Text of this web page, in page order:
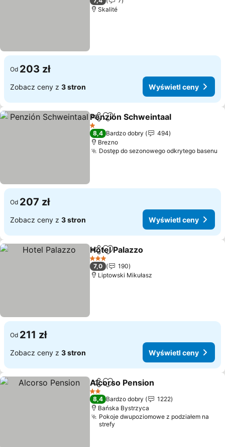
Skalité
Od 203 zł
Zobacz ceny z 3 stron Wyświetl ceny
Udostępnij
Dodaj do ulubionych
Penzión Schweintaal
1 Kategoria
8,4 Bardzo dobry
494
Brezno
Dostęp do sezonowego odkrytego basenu
Od 207 zł
Zobacz ceny z 3 stron Wyświetl ceny
Udostępnij
Dodaj do ulubionych
Hotel Palazzo
3 Kategoria
7,0
190
Liptowski Mikułasz
Od 211 zł
Zobacz ceny z 3 stron Wyświetl ceny
UdostępnijDodaj do ulubionych
Alcorso Pension
2 Kategoria
8,4 Bardzo dobry
1222
Bańska Bystrzyca
Pokoje dwupoziomowe z podziałem na
strefy